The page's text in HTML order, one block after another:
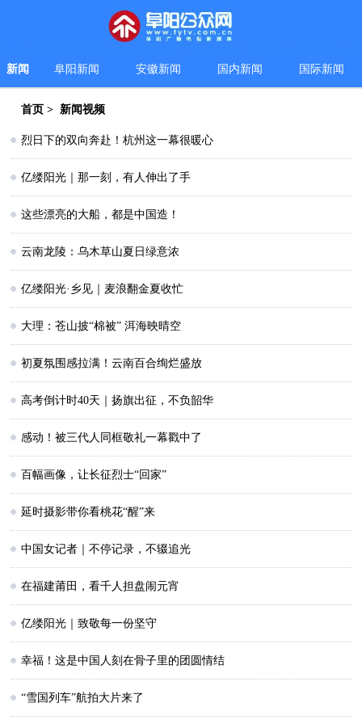
新闻 阜阳新闻 安徽新闻 国内新闻 国际新闻
首页 > 新闻视频
烈日下的双向奔赴！杭州这一幕很暖心
亿缕阳光｜那一刻，有人伸出了手
这些漂亮的大船，都是中国造！
云南龙陵：乌木草山夏日绿意浓
亿缕阳光·乡见｜麦浪翻金夏收忙
大理：苍山披“棉被” 洱海映晴空
初夏氛围感拉满！云南百合绚烂盛放
高考倒计时40天｜扬旗出征，不负韶华
感动！被三代人同框敬礼一幕戳中了
百幅画像，让长征烈士“回家”
延时摄影带你看桃花“醒”来
中国女记者｜不停记录，不辍追光
在福建莆田，看千人担盘闹元宵
亿缕阳光｜致敬每一份坚守
幸福！这是中国人刻在骨子里的团圆情结
“雪国列车”航拍大片来了